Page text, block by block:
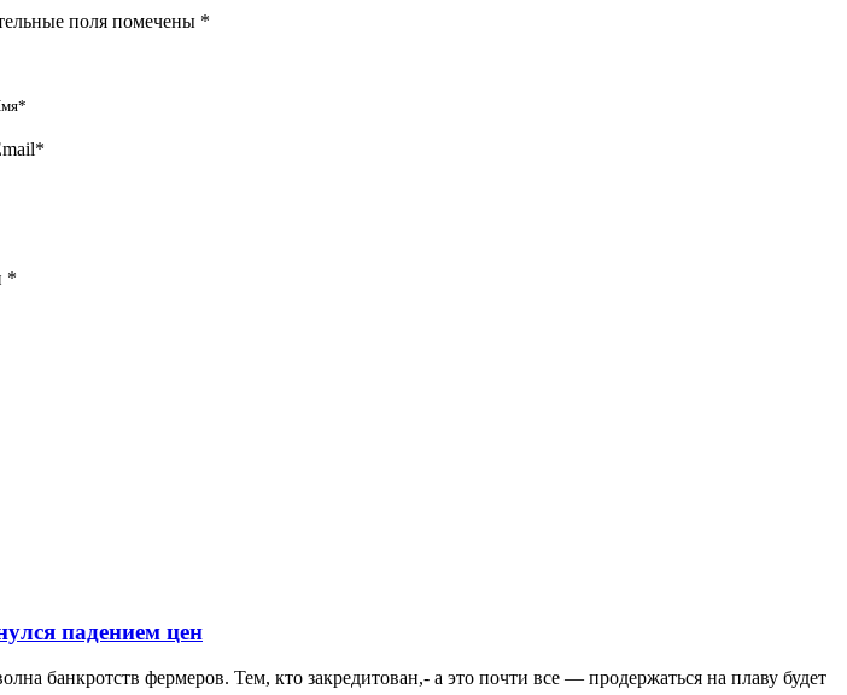
поля помечены *
*
падением цен
банкротств фермеров. Тем, кто закредитован,- а это почти все — продержаться на плаву будет